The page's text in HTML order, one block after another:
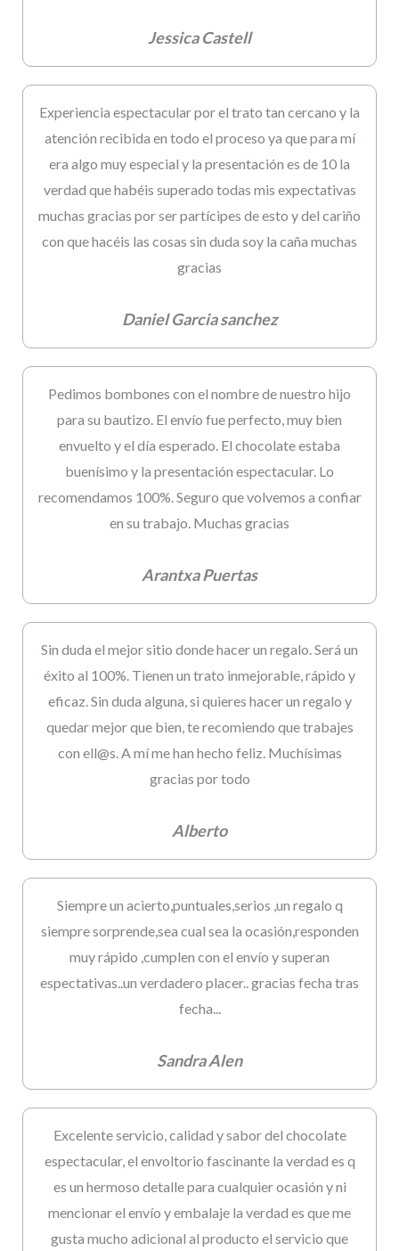
Jessica Castell
Experiencia espectacular por el trato tan cercano y la
atención recibida en todo el proceso ya que para mí
era algo muy especial y la presentación es de 10 la
verdad que habéis superado todas mis expectativas
muchas gracias por ser partícipes de esto y del cariño
con que hacéis las cosas sin duda soy la caña muchas
gracias
Daniel Garcia sanchez
Pedimos bombones con el nombre de nuestro hijo
para su bautizo. El envío fue perfecto, muy bien
envuelto y el día esperado. El chocolate estaba
buenísimo y la presentación espectacular. Lo
recomendamos 100%. Seguro que volvemos a confiar
en su trabajo. Muchas gracias
Arantxa Puertas
Sin duda el mejor sitio donde hacer un regalo. Será un
éxito al 100%. Tienen un trato inmejorable, rápido y
eficaz. Sin duda alguna, si quieres hacer un regalo y
quedar mejor que bien, te recomiendo que trabajes
con ell@s. A mí me han hecho feliz. Muchísimas
gracias por todo
Alberto
Siempre un acierto,puntuales,serios ,un regalo q
siempre sorprende,sea cual sea la ocasión,responden
muy rápido ,cumplen con el envío y superan
espectativas..un verdadero placer.. gracias fecha tras
fecha...
Sandra Alen
Excelente servicio, calidad y sabor del chocolate
espectacular, el envoltorio fascinante la verdad es q
es un hermoso detalle para cualquier ocasión y ni
mencionar el envío y embalaje la verdad es que me
gusta mucho adicional al producto el servicio que